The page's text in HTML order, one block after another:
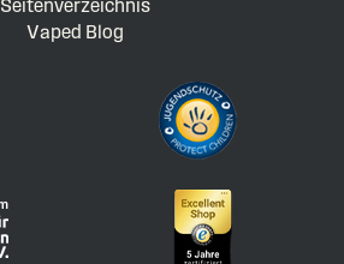
Seitenverzeichnis
Vaped Blog